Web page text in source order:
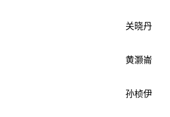
关晓丹
黄灏崙
孙桢伊